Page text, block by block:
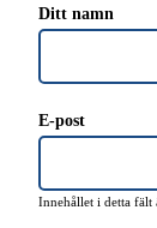
Ditt namn
E-post
Innehållet i detta fält